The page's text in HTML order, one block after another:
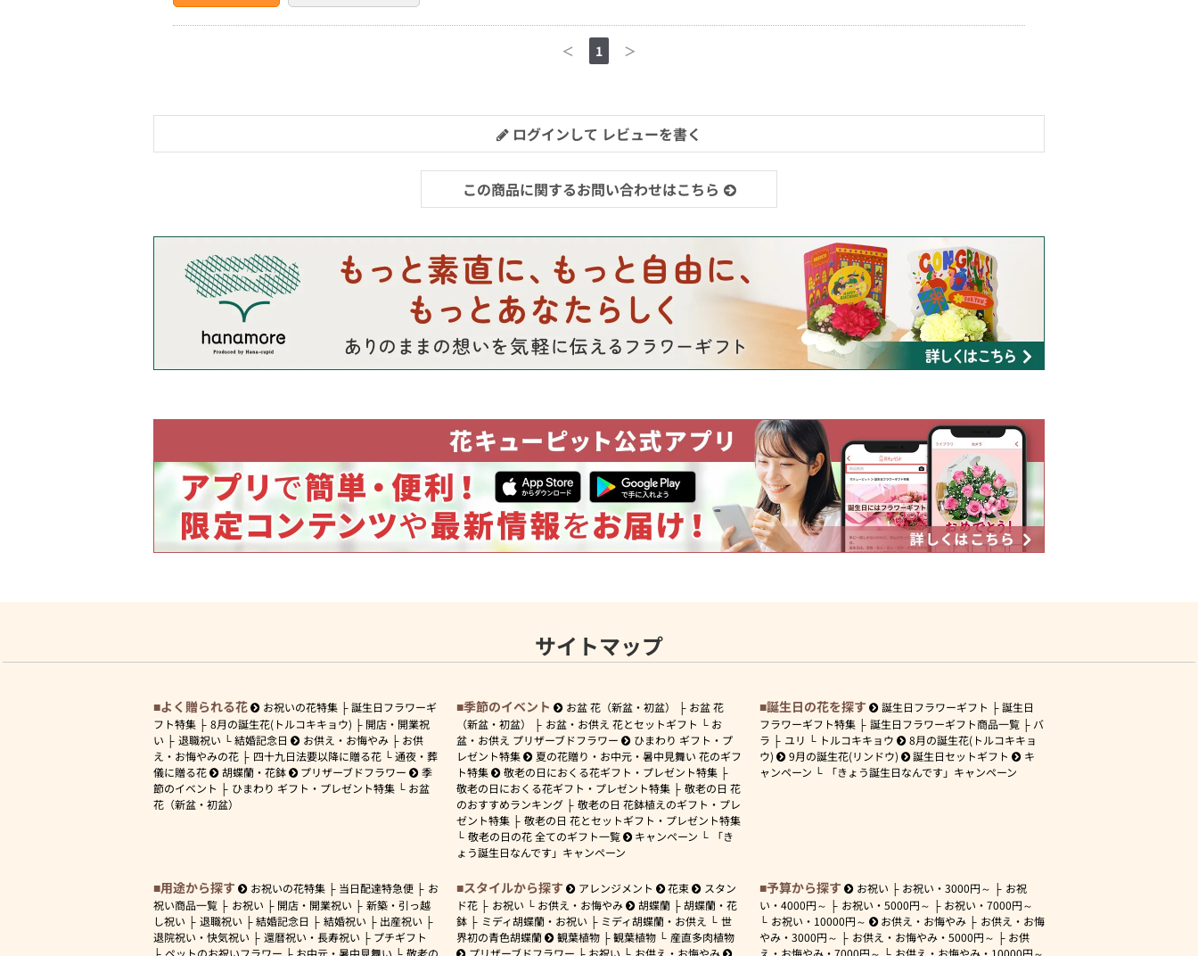
＜ 1 ＞
ログインして レビューを書く
この商品に関するお問い合わせはこちら
サイトマップ
よく贈られる花 お祝いの花特集
誕生日フラワーギ
フト特集
8月の誕生花(トルコキキョウ)
開店・開業祝
い
退職祝い 結婚記念日 お供え・お悔やみ
お供
え・お悔やみの花
四十九日法要以降に贈る花
通夜・葬
儀に贈る花
胡蝶蘭・花鉢 プリザーブドフラワー
季
節のイベント
ひまわり ギフト・プレゼント特集
お盆
花（新盆・初盆）
季節のイベント お盆 花（新盆・初盆）
お盆 花
（新盆・初盆）
お盆・お供え 花とセットギフト
お
盆・お供え プリザーブドフラワー
ひまわり ギフト・プ
レゼント特集
夏の花贈り・お中元・暑中見舞い 花のギフ
ト特集
敬老の日におくる花ギフト・プレゼント特集
敬老の日におくる花ギフト・プレゼント特集
敬老の日 花
のおすすめランキング
敬老の日 花鉢植えのギフト・プレ
ゼント特集
敬老の日 花とセットギフト・プレゼント特集
敬老の日の花 全てのギフト一覧
キャンペーン
「き
ょう誕生日なんです」キャンペーン
誕生日の花を探す 誕生日フラワーギフト
誕生日
フラワーギフト特集
誕生日フラワーギフト商品一覧
バ
ラ
ユリ トルコキキョウ
8月の誕生花(トルコキキョ
ウ)
9月の誕生花(リンドウ) 誕生日セットギフト
キ
ャンペーン
「きょう誕生日なんです」キャンペーン
用途から探す お祝いの花特集 当日配達特急便
お
祝い商品一覧
お祝い 開店・開業祝い
新築・引っ越
し祝い
退職祝い 結婚記念日 結婚祝い
出産祝い
退院祝い・快気祝い
還暦祝い・長寿祝い
プチギフト
スタイルから探す アレンジメント 花束
スタン
ド花
お祝い お供え・お悔やみ 胡蝶蘭
胡蝶蘭・花
鉢
ミディ胡蝶蘭・お祝い ミディ胡蝶蘭・お供え
世
界初の青色胡蝶蘭
観葉植物 観葉植物
産直多肉植物
予算から探す お祝い お祝い・3000円～
お祝
い・ 4000円～ お祝い・ 5000円～ お祝い・7000円～
お祝い・ 10000円～ お供え・お悔やみ
お供え・お悔
やみ・ 3000円～ お供え・お悔やみ・ 5000円～
お供